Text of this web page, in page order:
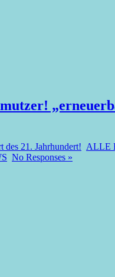
21. Jahrhundert! ALLE
No Responses »